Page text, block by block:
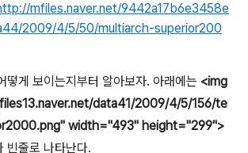
mfiles.naver.net/9442a17b6e3458e
2009/4/5/50/multiarch-superior200
떻게 보이는지부터 알아보자. 아래에는 <img
data41/2009/4/5/156/te
width="493" height="299">
빈줄로 나타난다.